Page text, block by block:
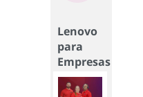
Lenovo
para
Empresas